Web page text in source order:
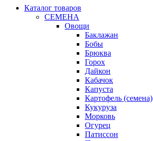
Каталог товаров
СЕМЕНА
Овощи
Баклажан
Бобы
Брюква
Горох
Дайкон
Кабачок
Капуста
Картофель (семена)
Кукуруза
Морковь
Огурец
Патиссон